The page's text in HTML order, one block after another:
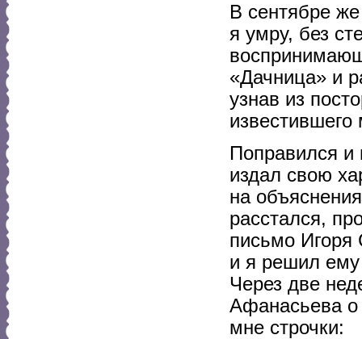
В сентябре
я умру, без
«Дачница» и
узнав из
Поправился и
издал свою
на
расстался,
письмо Игоря
и я решил ему
Через две
Афанасьева о
мне строчки: